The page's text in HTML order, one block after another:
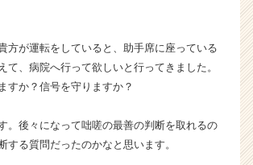
ア
h
e
r
C
方が運転をしていると、助手席に座っている
て、病院へ行って欲しいと行ってきました。
すか？信号を守りますか？
。後々になって咄嗟の最善の判断を取れるの
する質問だったのかなと思います。